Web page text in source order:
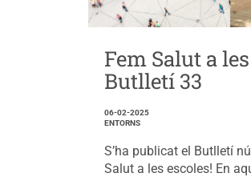
Fem Salut a
Butlletí 33
06-02-2025
ENTORNS
S’ha publicat el Butlletí
Salut a les escoles! En